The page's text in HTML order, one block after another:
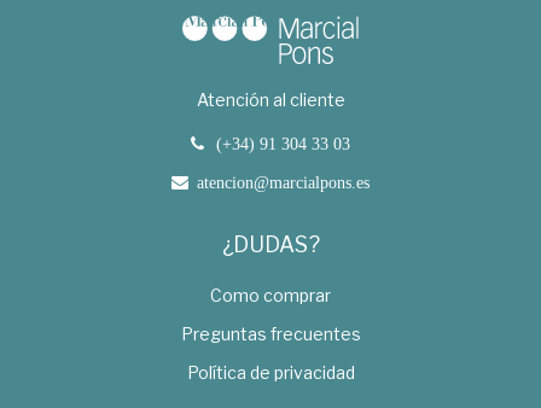
Atención al cliente
(+34) 91 304 33 03
atencion@marcialpons.es
¿DUDAS?
Como comprar
Preguntas frecuentes
Política de privacidad